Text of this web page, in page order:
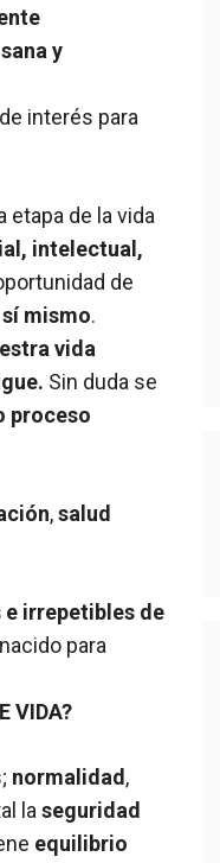
y
interés para
etapa de la vida
intelectual,
de
mismo.
vida
Sin duda se
proceso
,salud
irrepetibles de
para
VIDA?
normalidad ,
la seguridad
equilibrio